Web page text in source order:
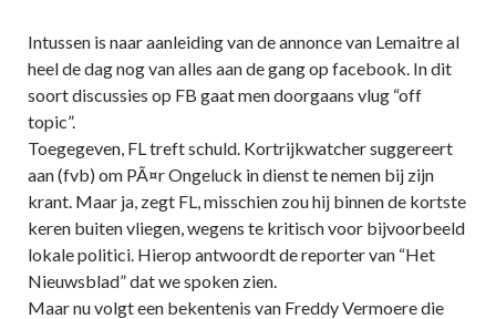
Intussen is naar aanleiding van de annonce van Lemaitre al
heel de dag nog van alles aan de gang op facebook. In dit
soort discussies op FB gaat men doorgaans vlug “off
topic”.
Toegegeven, FL treft schuld. Kortrijkwatcher suggereert
aan (fvb) om PÃ¤r Ongeluck in dienst te nemen bij zijn
krant. Maar ja, zegt FL, misschien zou hij binnen de kortste
keren buiten vliegen, wegens te kritisch voor bijvoorbeeld
lokale politici. Hierop antwoordt de reporter van “Het
Nieuwsblad” dat we spoken zien.
Maar nu volgt een bekentenis van Freddy Vermoere die